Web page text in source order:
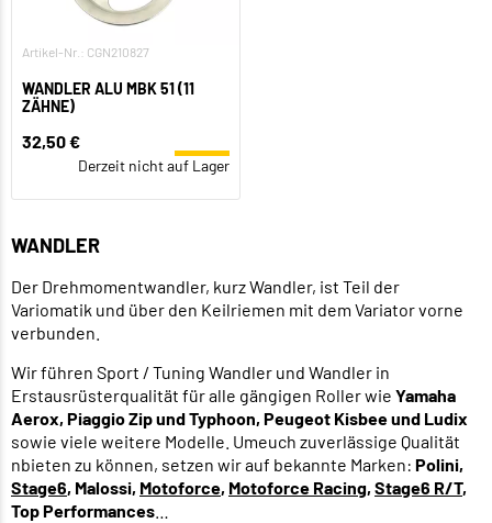
Artikel-Nr.: CGN210827
WANDLER ALU MBK 51 (11
ZÄHNE)
32,50 €
Derzeit nicht auf Lager
WANDLER
Der Drehmomentwandler, kurz Wandler, ist Teil der
Variomatik und über den Keilriemen mit dem Variator vorne
verbunden.
Wir führen Sport / Tuning Wandler und Wandler in
Erstausrüsterqualität für alle gängigen Roller wie Yamaha
Aerox, Piaggio Zip und Typhoon, Peugeot Kisbee und Ludix
sowie viele weitere Modelle. Umeuch zuverlässige Qualität
nbieten zu können, setzen wir auf bekannte Marken: Polini,
Stage6, Malossi, Motoforce, Motoforce Racing, Stage6 R/T,
Top Performances